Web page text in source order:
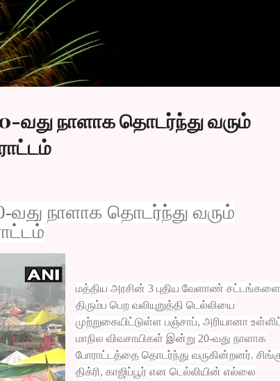
வது நாளாக தொடர்ந்து வரும்
வது நாளாக தொடர்ந்து வரும்
மத்திய அரசின் 3 புதிய வேளாண் சட்டங்களை
திரும்ப பெற வலியுறுத்தி டெல்லியை
முற்றுகையிட்டுள்ள பஞ்சாப், அரியானா
மாநில விவசாயிகள் இன்று 20-வது நாளாக
போராட்டத்தை தொடர்ந்து வருகின்றனர்.
திக்ரி, காஜிப்பூர் என டெல்லியின் எல்லை